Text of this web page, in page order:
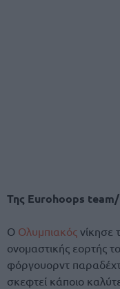
Της Eurohoops team/
Ο Ολυμπιακός νίκησε
ονομαστικής εορτής
φόργουορντ
σκεφτεί κάποιο